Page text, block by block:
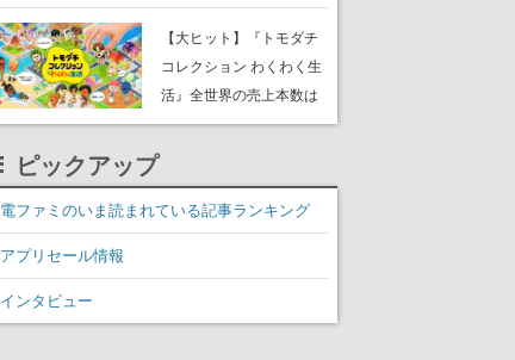
するセミナーが9月2日に
開催。『ペルソナ』シリ
ーズなどのマーケティン
【大ヒット】『トモダチ
コレクション わくわく生
活』全世界の売上本数は
なんと「800万本」以
人としてMiiたちの生活を
見守っていく、シリーズ
ピックアップ
電ファミのいま読まれている記事ランキング
アプリセール情報
インタビュー